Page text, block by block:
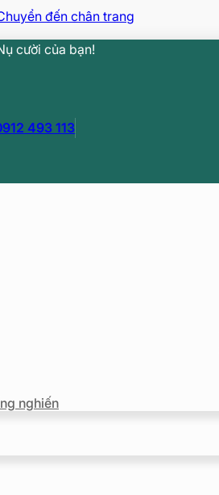
đến chân trang
cười của bạn!
493 113
nghiến